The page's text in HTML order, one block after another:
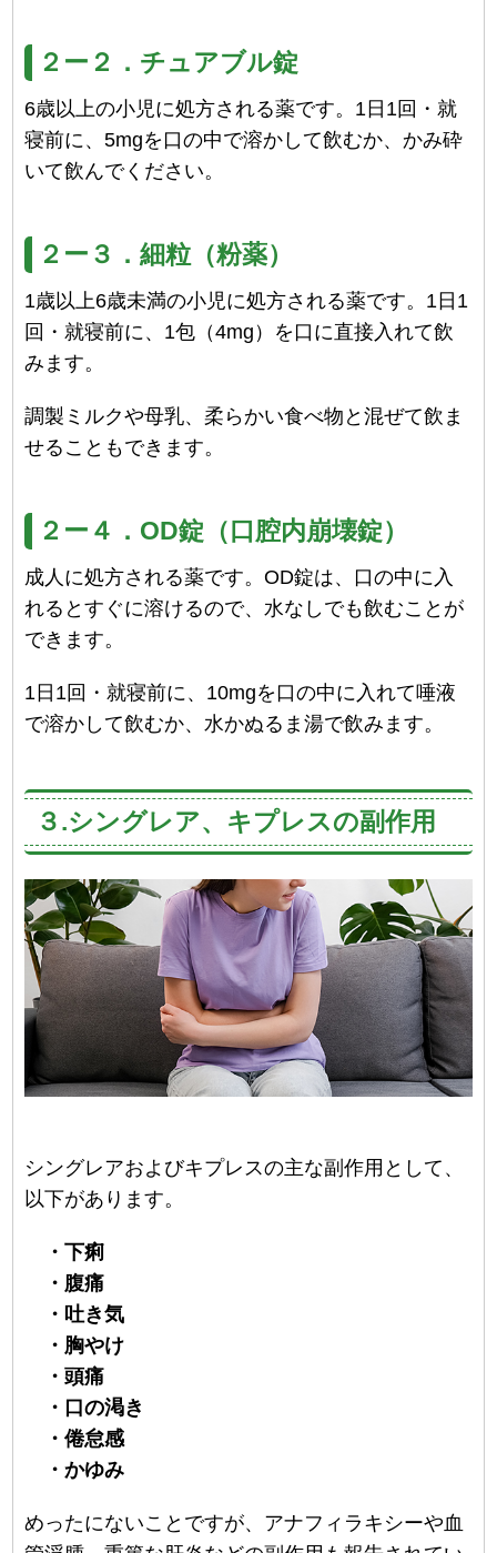
２ー２．チュアブル錠
6歳以上の小児に処方される薬です。1日1回・就
寝前に、5mgを口の中で溶かして飲むか、かみ砕
いて飲んでください。
２ー３．細粒（粉薬）
1歳以上6歳未満の小児に処方される薬です。1日1
回・就寝前に、1包（4mg）を口に直接入れて飲
みます。
調製ミルクや母乳、柔らかい食べ物と混ぜて飲ま
せることもできます。
２ー４．OD錠（口腔内崩壊錠）
成人に処方される薬です。OD錠は、口の中に入
れるとすぐに溶けるので、水なしでも飲むことが
できます。
1日1回・就寝前に、10mgを口の中に入れて唾液
で溶かして飲むか、水かぬるま湯で飲みます。
３.シングレア、キプレスの副作用
シングレアおよびキプレスの主な副作用として、
以下があります。
・下痢
・腹痛
・吐き気
・胸やけ
・頭痛
・口の渇き
・倦怠感
・かゆみ
めったにないことですが、アナフィラキシーや血